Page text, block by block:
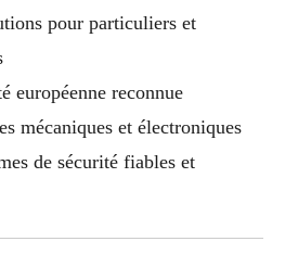
pour particuliers et
européenne reconnue
mécaniques et électroniques
de sécurité fiables et